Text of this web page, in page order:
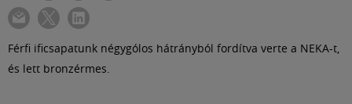
Férfi ificsapatunk négygólos hátrányból fordítva verte a NEKA-t,
és lett bronzérmes.
Meccscenter
Klub